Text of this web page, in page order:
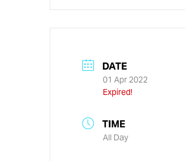
DATE
01 Apr 2022
Expired!
TIME
All Day